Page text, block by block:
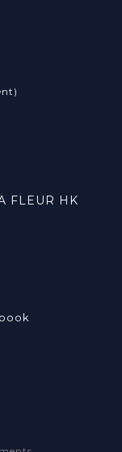
FLEUR HK